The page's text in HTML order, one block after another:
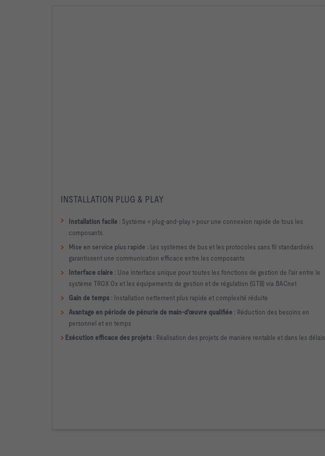
INSTALLATION PLUG & PLAY
> Installation facile : Système « plug-and-play » pour une connexion rapide de tous les
composants
>
Mise en service plus rapide : Les systèmes de bus et les protocoles sans fil standardisés
garantissent une communication efficace entre les composants
>
Interface claire : Une interface unique pour toutes les fonctions de gestion de l'air entre le
système TROX Ox et les équipements de gestion et de régulation (GTB) via BACnet
>
Gain de temps : Installation nettement plus rapide et complexité réduite
>
Avantage en période de pénurie de main-d'œuvre qualifiée : Réduction des besoins en
personnel et en temps
> Exécution efficace des projets : Réalisation des projets de manière rentable et dans les délais